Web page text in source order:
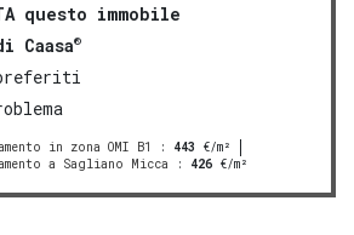
questo immobile
Caasa®
in zona OMI B1 : 443 €/m²
a Sagliano Micca : 426 €/m²